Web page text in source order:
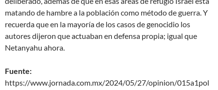
matando de hambre a la población como método de guerra. Y
recuerda que en la mayoría de los casos de genocidio los
autores dijeron que actuaban en defensa propia; igual que
Netanyahu ahora.
Fuente:
https://www.jornada.com.mx/2024/05/27/opinion/015a1pol